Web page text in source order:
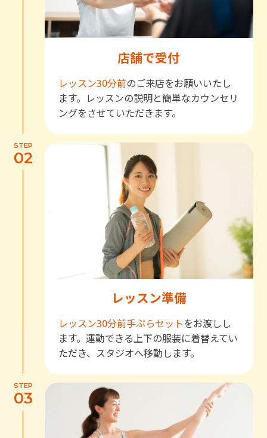
店舗で受付
レッスン30分前のご来店をお願いいたし
ます。レッスンの説明と簡単なカウンセリ
ングをさせていただきます。
STEP
02
レッスン準備
レッスン30分前手ぶらセットをお渡しし
ます。運動できる上下の服装に着替えてい
ただき、スタジオへ移動します。
STEP
03